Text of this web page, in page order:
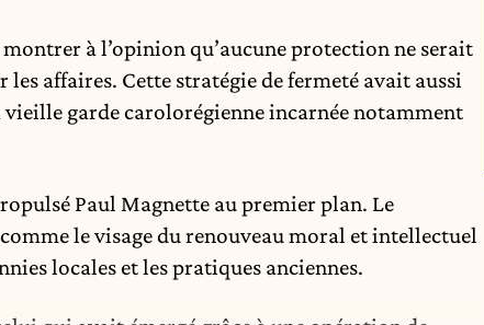
à l’opinion qu’aucune protection ne serait
les affaires. Cette stratégie de fermeté avait aussi
garde carolorégienne incarnée notamment
Paul Magnette au premier plan. Le
le visage du renouveau moral et intellectuel
locales et les pratiques anciennes.